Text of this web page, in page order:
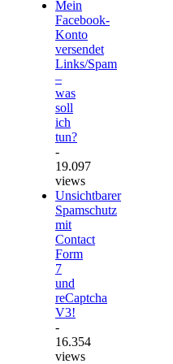
Mein
Facebook-
Konto
versendet
Links/Spam
–
was
soll
ich
tun?
-
19.097
views
Unsichtbarer
Spamschutz
mit
Contact
Form
7
und
reCaptcha
V3!
-
16.354
views